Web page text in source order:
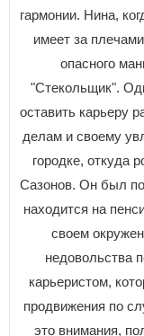
гармонии. Нина,
имеет за
опасного
"Стекольщик".
оставить карьеру
делам и своему
городке, откуда
Сазонов. Он был
находится на
своем
недовольства
карьеристом,
продвижения по
это внимания,